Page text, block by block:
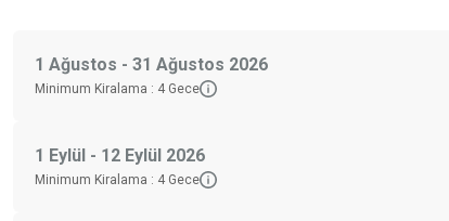
1 Ağustos - 31 Ağustos 2026
Minimum Kiralama : 4 Gece
1 Eylül - 12 Eylül 2026
Minimum Kiralama : 4 Gece